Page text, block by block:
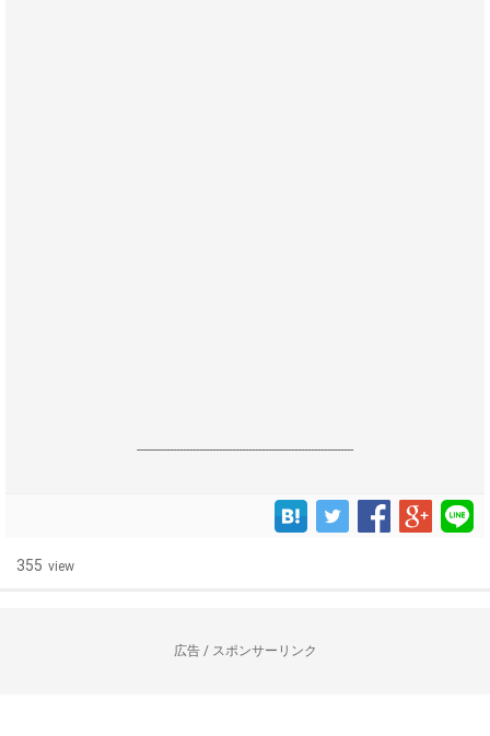
------------------------------------------------------------------
355 view
広告 / スポンサーリンク